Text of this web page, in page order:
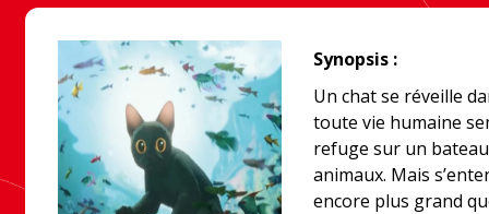
Synopsis :
Un chat se réveille
toute vie humaine
refuge sur un
animaux. Mais
encore plus grand